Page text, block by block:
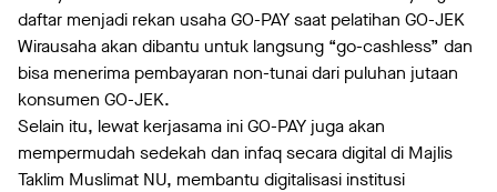
daftar menjadi rekan usaha GO-PAY saat pelatihan GO-JEK
Wirausaha akan dibantu untuk langsung “go-cashless” dan
bisa menerima pembayaran non-tunai dari puluhan jutaan
konsumen GO-JEK.
Selain itu, lewat kerjasama ini GO-PAY juga akan
mempermudah sedekah dan infaq secara digital di Majlis
Taklim Muslimat NU, membantu digitalisasi institusi